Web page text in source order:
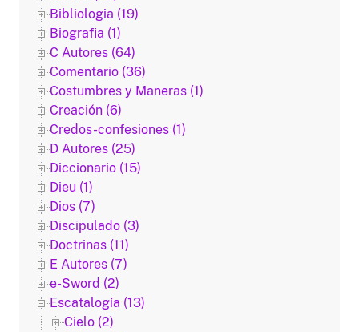
Bibliologia (19)
Biografia (1)
C Autores (64)
Comentario (36)
Costumbres y Maneras (1)
Creación (6)
Credos-confesiones (1)
D Autores (25)
Diccionario (15)
Dieu (1)
Dios (7)
Discipulado (3)
Doctrinas (11)
E Autores (7)
e-Sword (2)
Escatalogía (13)
Cielo (2)